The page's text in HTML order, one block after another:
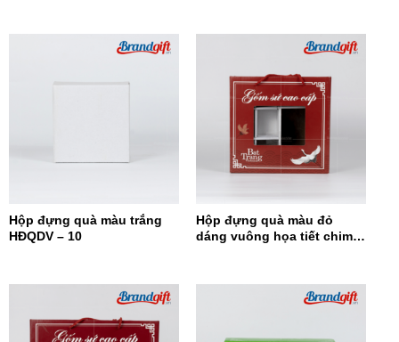
Hộp đựng quà màu trắng
HĐQDV – 10
Hộp đựng quà màu đỏ
dáng vuông họa tiết chim